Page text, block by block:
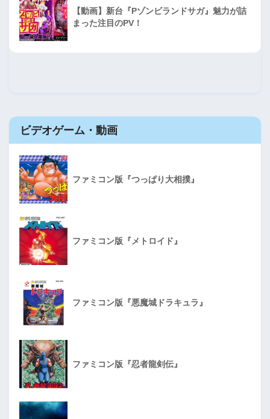
【動画】新台『Pゾンビランドサガ』魅力が詰
まった注目のPV！
ビデオゲーム・動画
ファミコン版『つっぱり大相撲』
ファミコン版『メトロイド』
ファミコン版『悪魔城ドラキュラ』
ファミコン版『忍者龍剣伝』